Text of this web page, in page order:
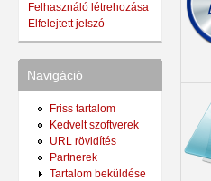
Felhasználó létrehozása
Elfelejtett jelszó
Navigáció
Friss tartalom
Kedvelt szoftverek
URL rövidítés
Partnerek
Tartalom beküldése